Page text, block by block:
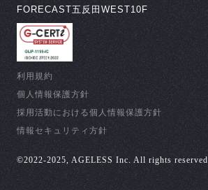
FORECAST五反田WEST10F
利用規約
個人情報保護方針
採用活動における個人情報保護方針
情報セキュリティ方針
©︎2022-2025, AGELESS Inc. All rights reserved.